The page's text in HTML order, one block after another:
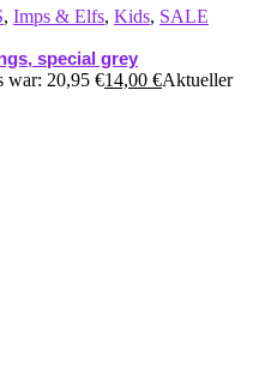
, Imps & Elfs, Kids, SALE
special grey
war: 20,95 €14,00 €Aktueller